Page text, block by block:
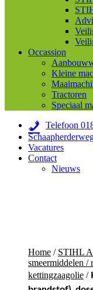
Occassion
Kleine
Tractoren
Speciaal
Telefoon
Vacatures
Contact
Nieuws
Home / STIHL
smeermiddelen /
kettingzaagolie /